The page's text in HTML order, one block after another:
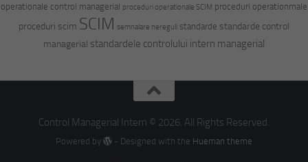
operationale control managerial proceduri operationale SCIM proceduri operationmale
proceduri scim SCIM semnalare nereguli standarde standarde control
managerial standardele controlului intern managerial
Control Managerial Intern © 2026. All Rights Reserved.
Powered by - Designed with the Hueman theme